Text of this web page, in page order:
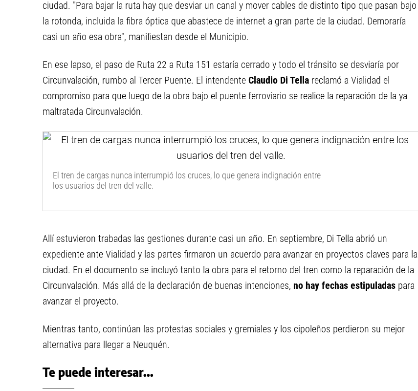
ciudad. "Para bajar la ruta hay que desviar un canal y mover cables de distinto tipo que pasan bajo
la rotonda, incluida la fibra óptica que abastece de internet a gran parte de la ciudad. Demoraría
casi un año esa obra", manifiestan desde el Municipio.
En ese lapso, el paso de Ruta 22 a Ruta 151 estaría cerrado y todo el tránsito se desviaría por
Circunvalación, rumbo al Tercer Puente. El intendente Claudio Di Tella reclamó a Vialidad el
compromiso para que luego de la obra bajo el puente ferroviario se realice la reparación de la ya
maltratada Circunvalación.
El tren de cargas nunca interrumpió los cruces, lo que genera indignación entre
los usuarios del tren del valle.
Allí estuvieron trabadas las gestiones durante casi un año. En septiembre, Di Tella abrió un
expediente ante Vialidad y las partes firmaron un acuerdo para avanzar en proyectos claves para la
ciudad. En el documento se incluyó tanto la obra para el retorno del tren como la reparación de la
Circunvalación. Más allá de la declaración de buenas intenciones, no hay fechas estipuladas para
avanzar el proyecto.
Mientras tanto, continúan las protestas sociales y gremiales y los cipoleños perdieron su mejor
alternativa para llegar a Neuquén.
Te puede interesar...